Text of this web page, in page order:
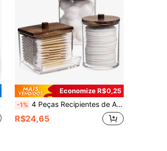
Economize R$0,25
-1% 4 Peças Recipientes de Algodão para Maquiagem, Almofadas de Limpeza de Maquiagem Redondas de 10/7 Oz com Tampas de Bambu, Armazenamento Conveniente para Férias, Praia, Banheiro, Quarto e Mais, Grande Capacidade
R$24,65